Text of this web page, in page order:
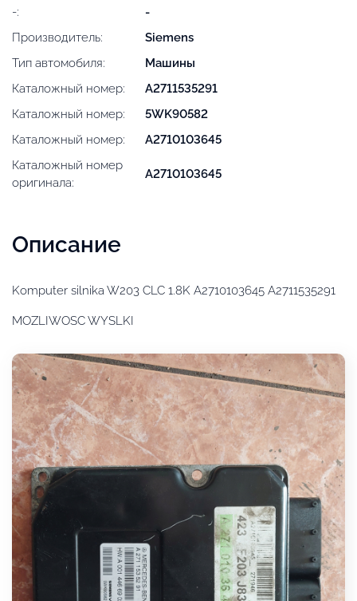
-:
-
Производитель:
Siemens
Тип автомобиля:
Машины
Каталожный номер:
A2711535291
Каталожный номер:
5WK90582
Каталожный номер:
A2710103645
Каталожный номер
оригинала:
A2710103645
Описание
Komputer silnika W203 CLC 1.8K A2710103645 A2711535291
MOZLIWOSC WYSLKI